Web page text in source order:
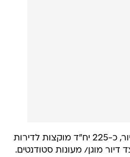
מתוך סה"כ יחידות דיור, כ-225 יח"ד מוקצות לדירות
מ"ר לצד דיור מוגן/ מעונות סטודנטים.